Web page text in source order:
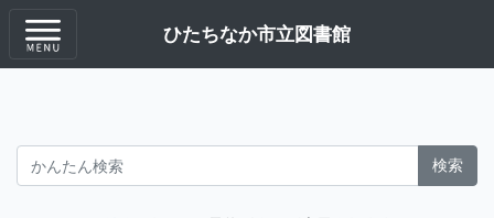
ひたちなか市立図書館
検索